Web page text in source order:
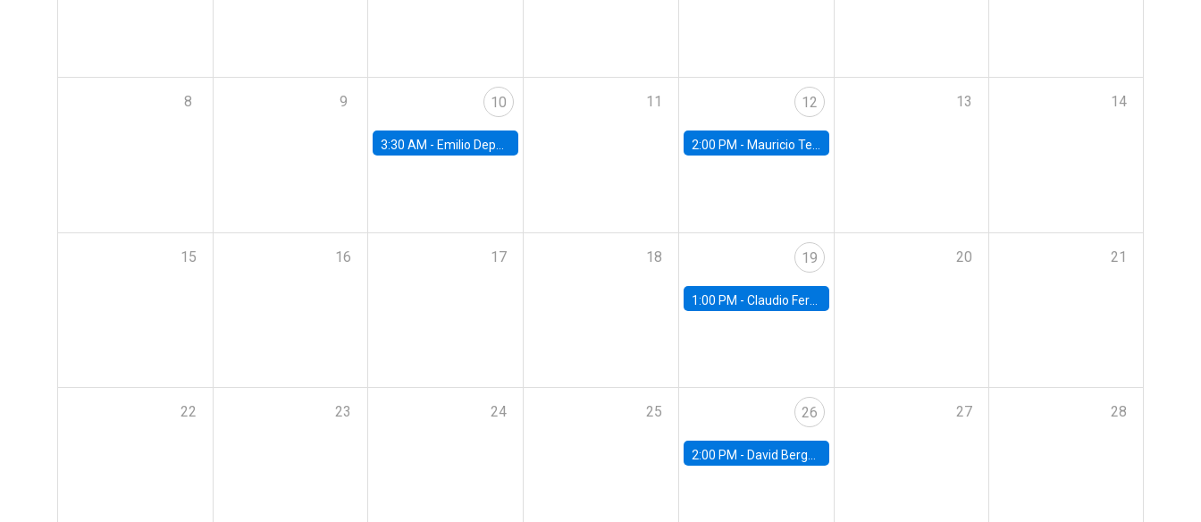
8 9 10
3:30 AM - Emilio Depetris-Chauvín, Universidad Católica
11 12
2:00 PM - Mauricio Tejada, UDP
13 14
15 16 17 18 19
1:00 PM - Claudio Ferraz, British Columbia
20 21
22 23 24 25 26
2:00 PM - David Berger, Duke
27 28